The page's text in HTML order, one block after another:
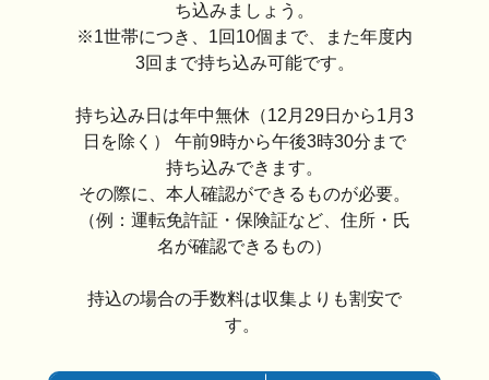
ち込みましょう。
※1世帯につき、1回10個まで、また年度内
3回まで持ち込み可能です。
持ち込み日は年中無休（12月29日から1月3
日を除く） 午前9時から午後3時30分まで
持ち込みできます。
その際に、本人確認ができるものが必要。
（例：運転免許証・保険証など、住所・氏
名が確認できるもの）
持込の場合の手数料は収集よりも割安で
す。